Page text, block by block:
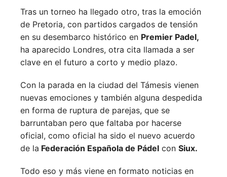
Tras un torneo ha llegado otro, tras la emoción
de Pretoria, con partidos cargados de tensión
en su desembarco histórico en Premier Padel,
ha aparecido Londres, otra cita llamada a ser
clave en el futuro a corto y medio plazo.
Con la parada en la ciudad del Támesis vienen
nuevas emociones y también alguna despedida
en forma de ruptura de parejas, que se
barruntaban pero que faltaba por hacerse
oficial, como oficial ha sido el nuevo acuerdo
de la Federación Española de Pádel con Siux.
Todo eso y más viene en formato noticias en